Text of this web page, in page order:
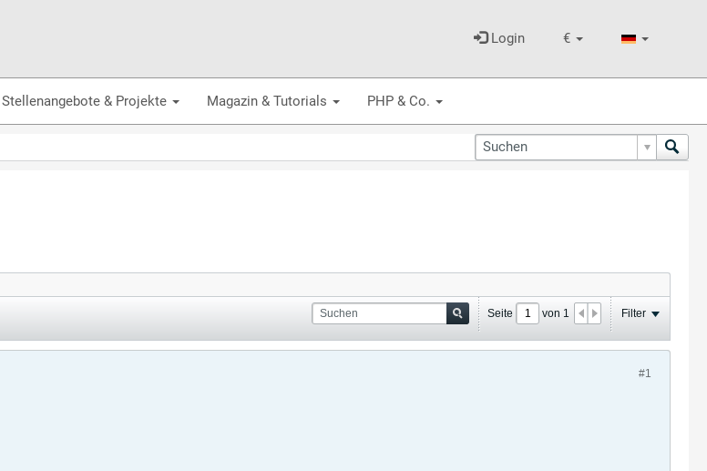
€
Login
Stellenangebote & Projekte Magazin & Tutorials PHP & Co.
Seite von 1 Filter
#1